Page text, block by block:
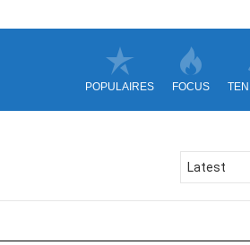
POPULAIRES FOCUS